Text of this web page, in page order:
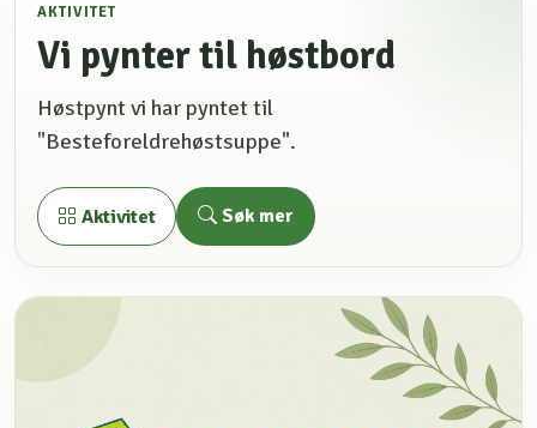
AKTIVITET
Vi pynter til høstbord
Høstpynt vi har pyntet til
"Besteforeldrehøstsuppe".
Aktivitet Søk mer